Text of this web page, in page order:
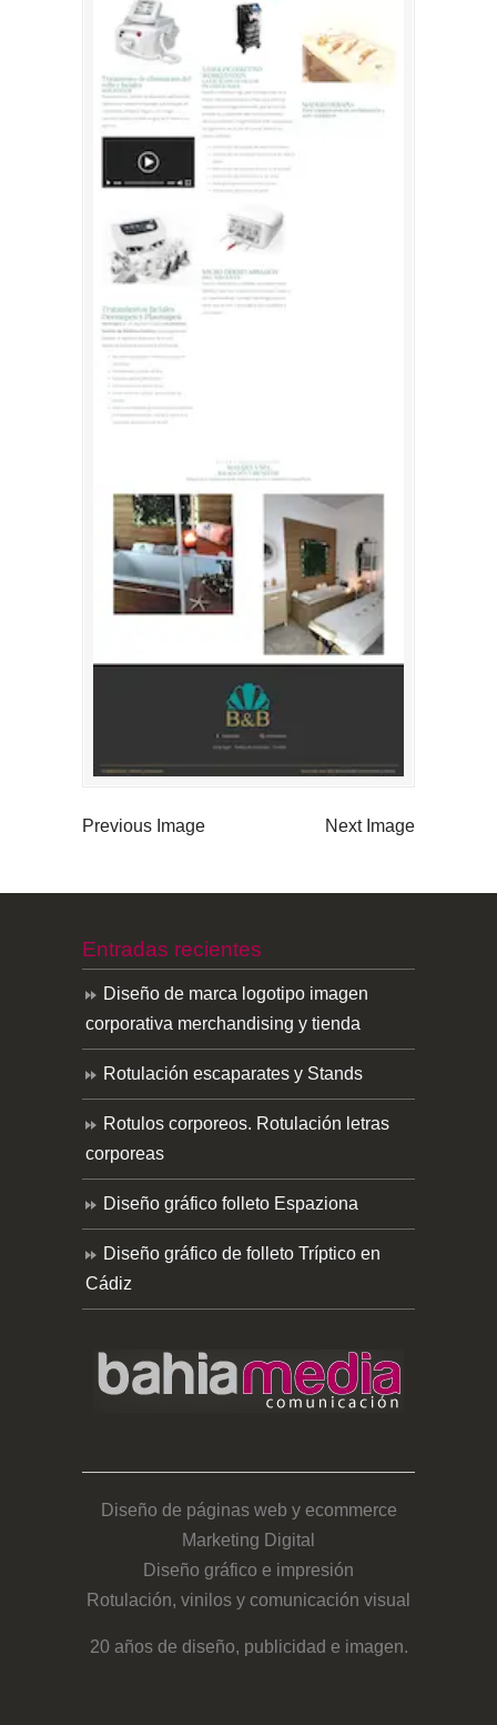
Previous Image Next Image
Entradas recientes
Diseño de marca logotipo imagen
corporativa merchandising y tienda
Rotulación escaparates y Stands
Rotulos corporeos. Rotulación letras
corporeas
Diseño gráfico folleto Espaziona
Diseño gráfico de folleto Tríptico en
Cádiz
Diseño de páginas web y ecommerce
Marketing Digital
Diseño gráfico e impresión
Rotulación, vinilos y comunicación visual
20 años de diseño, publicidad e imagen.